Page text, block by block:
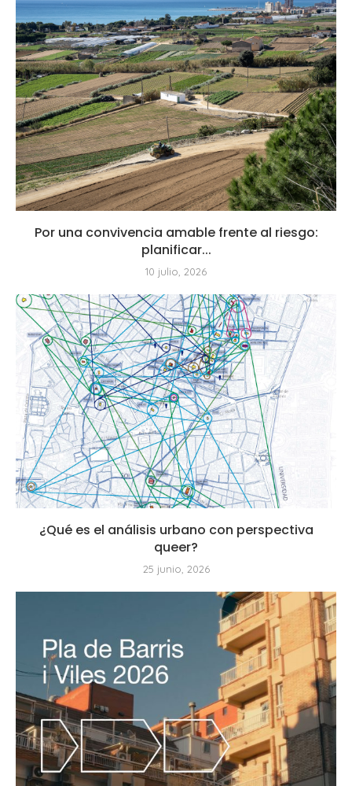
Por una convivencia amable frente al riesgo:
planificar...
10 julio, 2026
¿Qué es el análisis urbano con perspectiva
queer?
25 junio, 2026